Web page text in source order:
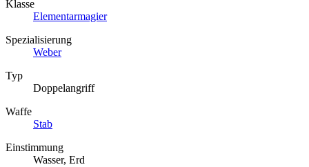
Klasse
Elementarmagier
Spezialisierung
Weber
Typ
Doppelangriff
Waffe
Stab
Einstimmung
Wasser, Erd